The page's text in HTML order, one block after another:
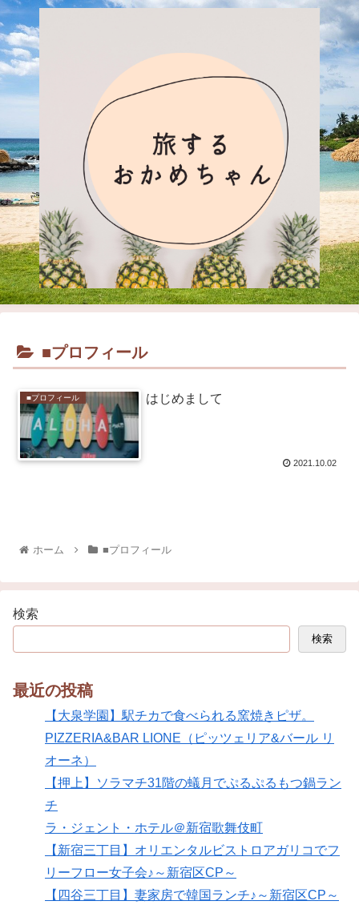
■プロフィール
■プロフィール はじめまして
2021.10.02
ホーム ■プロフィール
検索
検索
最近の投稿
【大泉学園】駅チカで食べられる窯焼きピザ。
PIZZERIA&BAR LIONE（ピッツェリア&バール リ
オーネ）
【押上】ソラマチ31階の蟻月でぷるぷるもつ鍋ラン
チ
ラ・ジェント・ホテル＠新宿歌舞伎町
【新宿三丁目】オリエンタルビストロアガリコでフ
リーフロー女子会♪～新宿区CP～
【四谷三丁目】妻家房で韓国ランチ♪～新宿区CP～